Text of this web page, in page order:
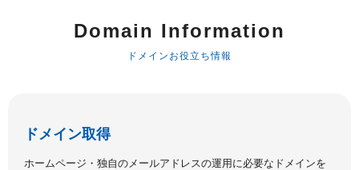
Domain Information
ドメインお役立ち情報
ドメイン取得
ホームページ・独自のメールアドレスの運用に必要なドメインを